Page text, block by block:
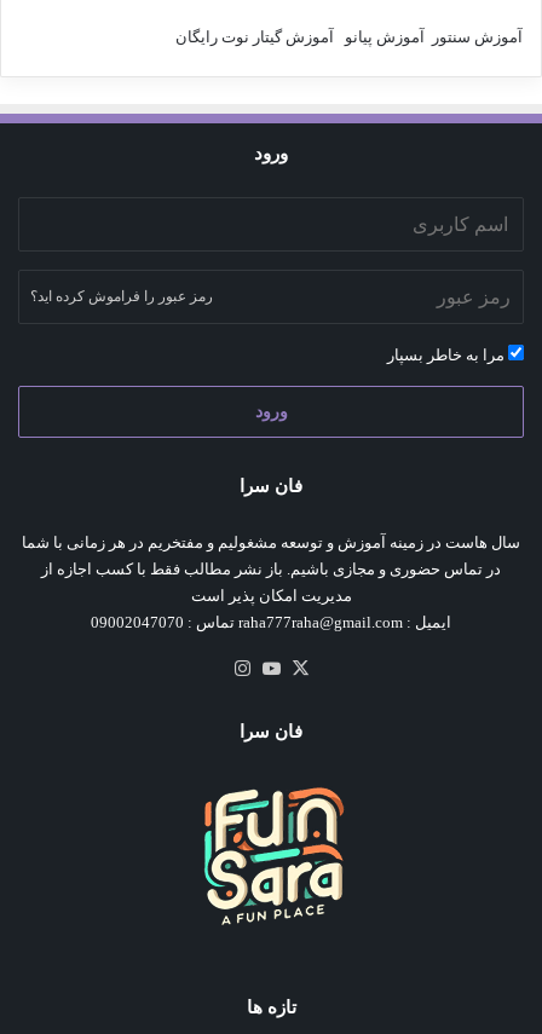
آموزش سنتور آموزش پیانو آموزش گیتار نوت رایگان
ورود
رمز عبور را فراموش کرده اید؟
مرا به خاطر بسپار
ورود
فان سرا
سال هاست در زمینه آموزش و توسعه مشغولیم و مفتخریم در هر زمانی با شما
در تماس حضوری و مجازی باشیم. باز نشر مطالب فقط با کسب اجازه از
مدیریت امکان پذیر است
ایمیل : raha777raha@gmail.com تماس : 09002047070
X یوتیوب
فان سرا
تازه ها